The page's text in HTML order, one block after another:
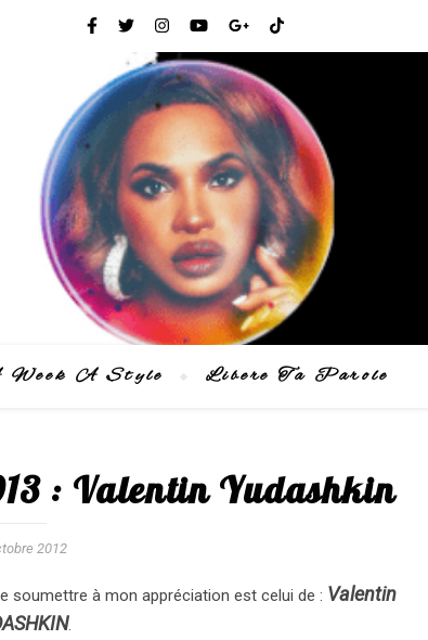
Week A Style Libere Ta Parole
: Valentin Yudashkin
2012
soumettre à mon appréciation est celui de : Valentin
.